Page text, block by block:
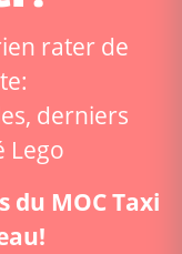
rater de
derniers
Lego
du MOC Taxi